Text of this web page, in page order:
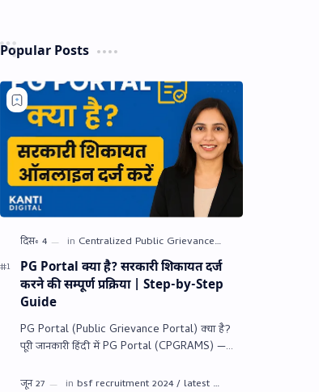
Popular Posts
PG Portal क्या है? सरकारी शिकायत दर्ज
करने की सम्पूर्ण प्रक्रिया | Step-by-Step
Guide
PG Portal (Public Grievance Portal) क्या है?
पूरी जानकारी हिंदी में PG Portal (CPGRAMS) —